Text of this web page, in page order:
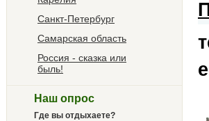
Санкт-Петербург
Самарская область
Россия - сказка или
быль!
Наш опрос
Где вы отдыхаете?